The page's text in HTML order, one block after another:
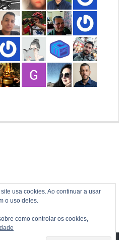
usa cookies. Ao continuar a usar
o uso deles.
como controlar os cookies,